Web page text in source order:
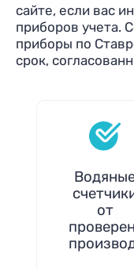
сайте, если вас
приборов учета.
приборы по
срок,
от